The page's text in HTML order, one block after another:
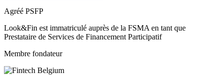
Agréé PSFP
Look&Fin est immatriculé auprès de la FSMA en tant que
Prestataire de Services de Financement Participatif
Membre fondateur